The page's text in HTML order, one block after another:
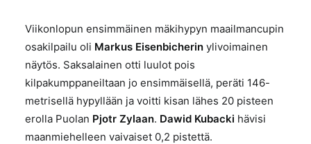
Viikonlopun ensimmäinen mäkihypyn maailmancupin
osakilpailu oli Markus Eisenbicherin ylivoimainen
näytös. Saksalainen otti luulot pois
kilpakumppaneiltaan jo ensimmäisellä, peräti 146-
metrisellä hypyllään ja voitti kisan lähes 20 pisteen
erolla Puolan Pjotr Zylaan. Dawid Kubacki hävisi
maanmiehelleen vaivaiset 0,2 pistettä.